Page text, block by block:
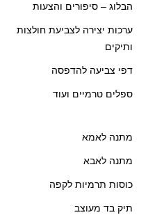
הבלוג – סיפורים והצעות
ערכות יצירה לצביעת חולצות
ותיקים
דפי צביעה להדפסה
ספלים טרמיים ועוד
מתנה לאמא
מתנה לאבא
כוסות תרמיות לקפה
תיק בד מעוצב